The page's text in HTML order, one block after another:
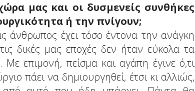
μας και οι δυσμενείς συνθήκες
ή την πνίγουν;
άνθρωπος έχει τόσο έντονα την ανάγκη
δικές μας εποχές δεν ήταν εύκολα τα
επιμονή, πείσμα και αγάπη έγινε ό,τι
πάει να δημιουργηθεί, έτσι κι αλλιώς,